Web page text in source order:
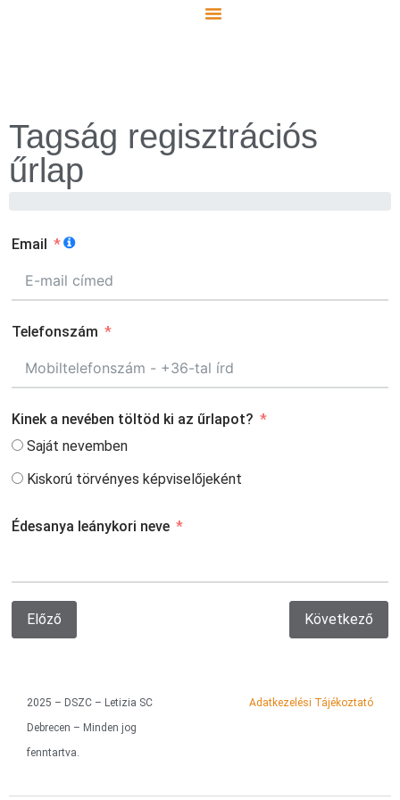
Tagság regisztrációs
űrlap
Email
Telefonszám
Kinek a nevében töltöd ki az űrlapot?
Saját nevemben
Kiskorú törvényes képviselőjeként
Édesanya leánykori neve
Előző Következő
2025 – DSZC – Letizia SC
Debrecen – Minden jog
fenntartva.
Adatkezelési Tájékoztató